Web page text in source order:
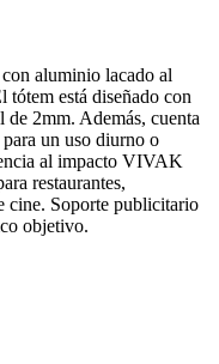
aluminio lacado al
tótem está diseñado con
de 2mm. Además, cuenta
un uso diurno o
al impacto VIVAK
restaurantes,
cine. Soporte publicitario
objetivo.